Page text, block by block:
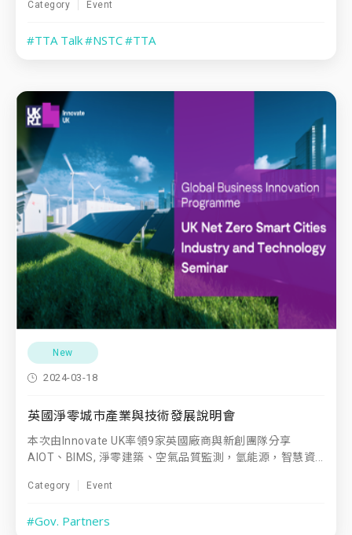
Category Event
#TTA Talk#NSTC#TTA
New
2024-03-18
英國淨零城巿產業與技術發展說明會
本次由Innovate UK率領9家英國廠商與新創團隊分享
AIOT、BIMS, 淨零建築、空氣品質監測，氫能源，智慧資...
Category Event
#Gov. Partners